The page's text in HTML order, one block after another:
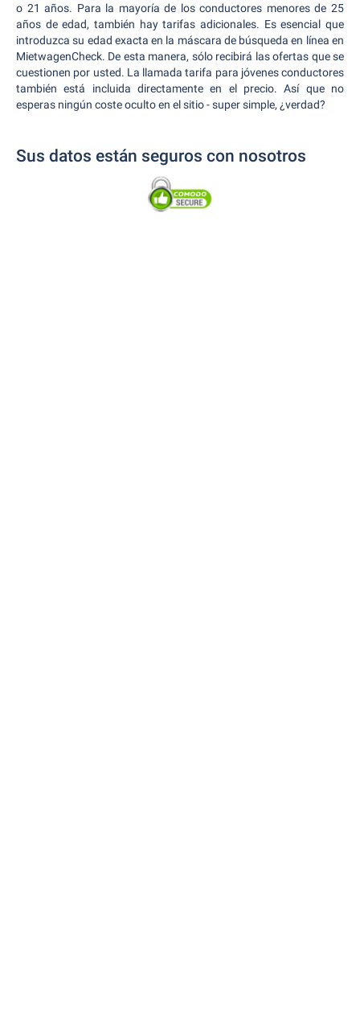
o 21 años. Para la mayoría de los conductores menores de 25
años de edad, también hay tarifas adicionales. Es esencial que
introduzca su edad exacta en la máscara de búsqueda en línea en
MietwagenCheck. De esta manera, sólo recibirá las ofertas que se
cuestionen por usted. La llamada tarifa para jóvenes conductores
también está incluida directamente en el precio. Así que no
esperas ningún coste oculto en el sitio - super simple, ¿verdad?
Sus datos están seguros con nosotros